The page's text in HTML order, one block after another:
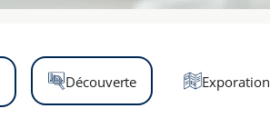
Découverte Exporation